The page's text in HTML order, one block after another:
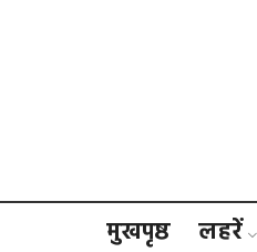
मुखपृष्ठ लहरें